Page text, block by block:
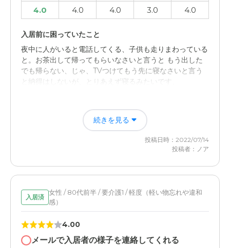
施設としては綺麗だと思いました。これからも綺麗さを維
持していけるようにして欲しいと思いました。
介護医療サービスについて
優しく接してくれている感じがして良かったと思う。検診
の方も施設まで来ていただいて毎月診てもらっているので
安心できる。
民家の奥のほうにあるため表側の道から行くと細くてわか
りづらいの。裏側の大きい通りまで出て大回りをして行か
一般的にどうかって思うけど、ちょっと高すぎると思いま
すが、自分で見てるわけにもいかないためしょうがなくお
願いしている感じです。
4.0 4.0 4.0 3.0 4.0
入居前に困っていたこと
夜中に人がいると電話してくる、子供も走りまわっている
と。お茶出して帰ってもらいなさいと言うと もう出した
でも帰らない、じゃ、TVつけてもう先に寝なさいと言う
と納得はしないが、とりあえず寝るみたいです、
誰かがいるので、安心感がある、何かあれば直ぐに対応し
てくださるのでたすかっています。
は感じているようです。
義母の方は、入居人数が多いので目が届かない。週２から
続きを見る
投稿日時：2022/07/14
投稿者：ノア
入居済
女性 / 80代前半 / 要介護1 / 軽度（軽い物忘れや違和
感）
4.00
メールで入居者の様子を連絡してくれる